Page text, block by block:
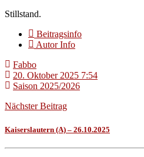
Stillstand.
Beitragsinfo
Autor Info
Fabbo
20. Oktober 2025 7:54
Saison 2025/2026
Nächster Beitrag
Kaiserslautern (A) – 26.10.2025